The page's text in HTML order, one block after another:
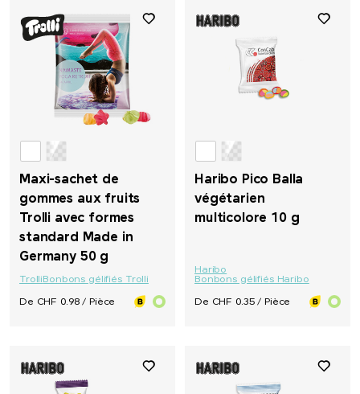
Maxi-sachet de
gommes aux fruits
Trolli avec formes
standard Made in
Germany 50 g
TrolliBonbons gélifiés Trolli
De CHF 0.98 / Pièce
Haribo Pico Balla
végétarien
multicolore 10 g
Haribo
Bonbons gélifiés Haribo
De CHF 0.35 / Pièce